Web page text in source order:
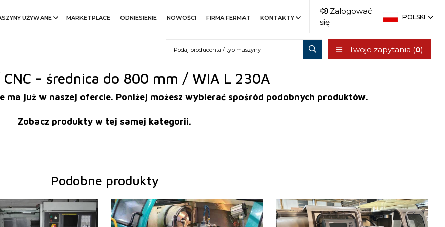
UŻYWANE MARKETPLACE ODNIESIENIE NOWOŚCI FIRMA FERMAT KONTAKTY
Zalogować
się
POLSKI
Twoje zapytania (0)
- średnica do 800 mm / WIA L 230A
ma już w naszej ofercie. Poniżej możesz wybierać spośród podobnych produktów.
Zobacz produkty w tej samej kategorii.
Podobne produkty
2010
tak
Rok produkcji:
1999
System sterowania
tak
Rok produkcji:
0
System sterowania
tak